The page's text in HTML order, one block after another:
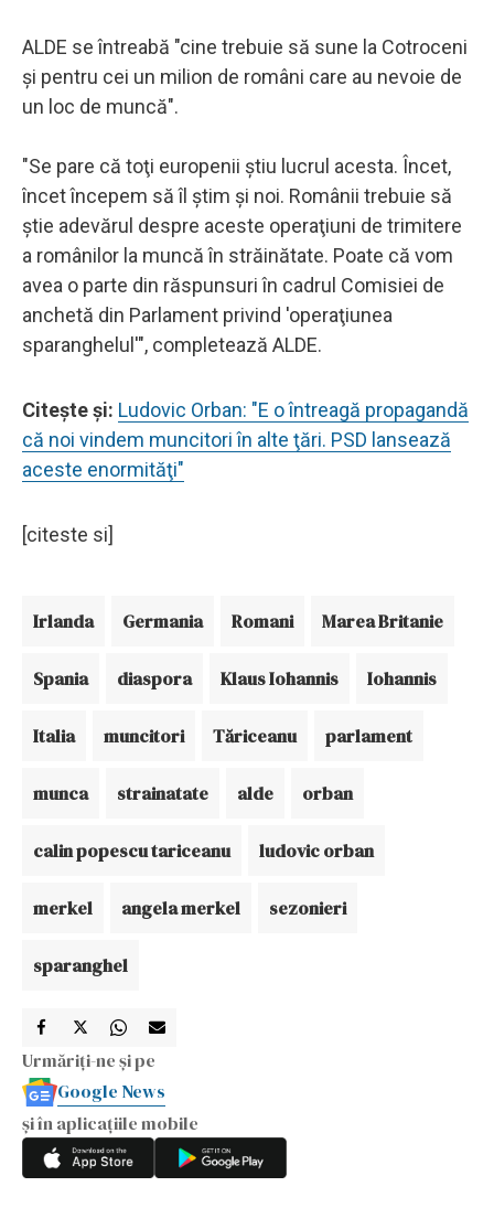
ALDE se întreabă "cine trebuie să sune la Cotroceni
şi pentru cei un milion de români care au nevoie de
un loc de muncă".
"Se pare că toţi europenii ştiu lucrul acesta. Încet,
încet începem să îl ştim şi noi. Românii trebuie să
ştie adevărul despre aceste operaţiuni de trimitere
a românilor la muncă în străinătate. Poate că vom
avea o parte din răspunsuri în cadrul Comisiei de
anchetă din Parlament privind 'operaţiunea
sparanghelul'", completează ALDE.
Citeşte şi: Ludovic Orban: "E o întreagă propagandă
că noi vindem muncitori în alte ţări. PSD lansează
aceste enormităţi"
[citeste si]
Irlanda Germania Romani Marea Britanie
Spania diaspora Klaus Iohannis Iohannis
Italia muncitori Tăriceanu parlament
munca strainatate alde orban
calin popescu tariceanu ludovic orban
merkel angela merkel sezonieri
sparanghel
Urmăriți-ne și pe
Google News
și în aplicațiile mobile